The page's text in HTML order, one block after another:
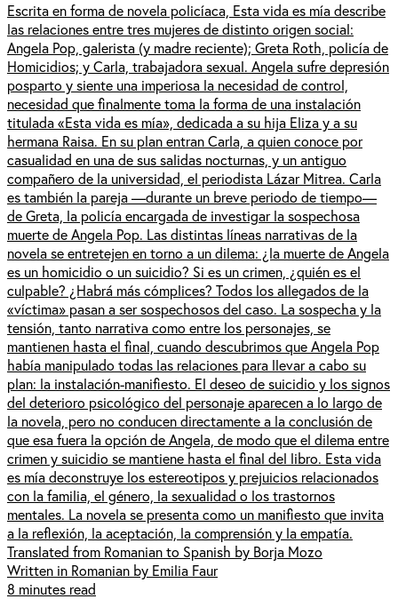
Escrita en forma de novela policíaca, Esta vida es mía describe
las relaciones entre tres mujeres de distinto origen social:
Angela Pop, galerista (y madre reciente); Greta Roth, policía de
Homicidios; y Carla, trabajadora sexual. Angela sufre depresión
posparto y siente una imperiosa la necesidad de control,
necesidad que finalmente toma la forma de una instalación
titulada «Esta vida es mía», dedicada a su hija Eliza y a su
hermana Raisa. En su plan entran Carla, a quien conoce por
casualidad en una de sus salidas nocturnas, y un antiguo
compañero de la universidad, el periodista Lázar Mitrea. Carla
es también la pareja —durante un breve periodo de tiempo—
de Greta, la policía encargada de investigar la sospechosa
muerte de Angela Pop. Las distintas líneas narrativas de la
novela se entretejen en torno a un dilema: ¿la muerte de Angela
es un homicidio o un suicidio? Si es un crimen, ¿quién es el
culpable? ¿Habrá más cómplices? Todos los allegados de la
«víctima» pasan a ser sospechosos del caso. La sospecha y la
tensión, tanto narrativa como entre los personajes, se
mantienen hasta el final, cuando descubrimos que Angela Pop
había manipulado todas las relaciones para llevar a cabo su
plan: la instalación-manifiesto. El deseo de suicidio y los signos
del deterioro psicológico del personaje aparecen a lo largo de
la novela, pero no conducen directamente a la conclusión de
que esa fuera la opción de Angela, de modo que el dilema entre
crimen y suicidio se mantiene hasta el final del libro. Esta vida
es mía deconstruye los estereotipos y prejuicios relacionados
con la familia, el género, la sexualidad o los trastornos
mentales. La novela se presenta como un manifiesto que invita
a la reflexión, la aceptación, la comprensión y la empatía.
Translated from Romanian to Spanish by Borja Mozo
Written in Romanian by Emilia Faur
8 minutes read